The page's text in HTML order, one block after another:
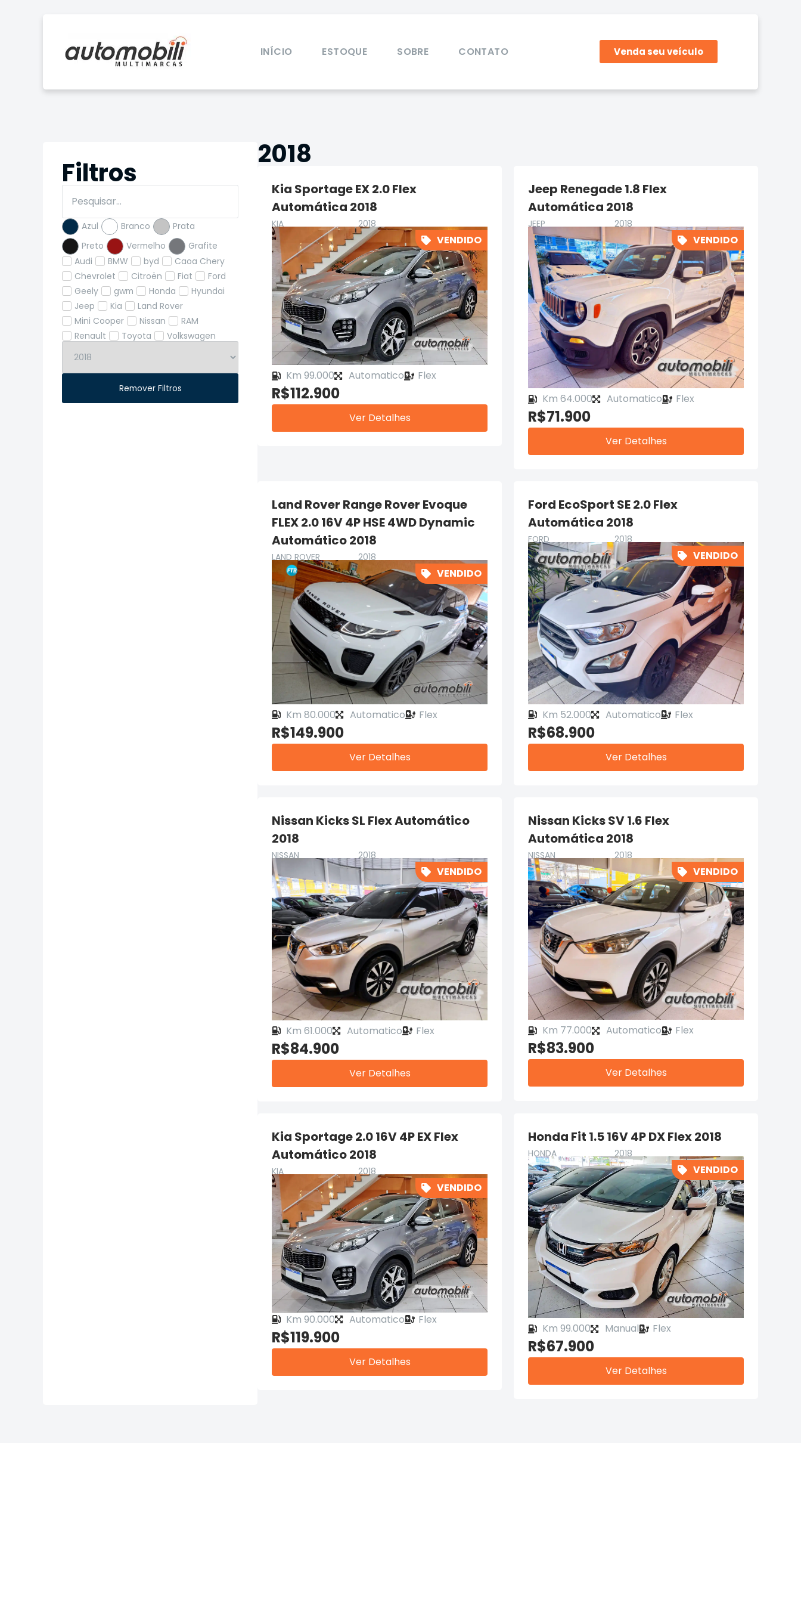
INÍCIO ESTOQUE SOBRE CONTATO Venda seu veículo
Filtros
Azul Branco
Prata
Preto
Vermelho
Grafite
Audi
BMW byd
Caoa Chery
Chevrolet
Citroën Fiat
Ford
Geely
gwm Honda
Hyundai
Jeep
Kia
Land Rover
Mini Cooper
Nissan
RAM
Renault
Toyota Volkswagen
Remover Filtros
2018
Kia Sportage EX 2.0 Flex
Automática 2018
KIA 2018
VENDIDO
Km 99.000 Automatico Flex
R$112.900
Ver Detalhes
Jeep Renegade 1.8 Flex
Automática 2018
JEEP 2018
VENDIDO
Km 64.000 Automatico Flex
R$71.900
Ver Detalhes
Land Rover Range Rover Evoque
FLEX 2.0 16V 4P HSE 4WD Dynamic
Automático 2018
LAND ROVER 2018
VENDIDO
Km 80.000 Automatico Flex
R$149.900
Ver Detalhes
Ford EcoSport SE 2.0 Flex
Automática 2018
FORD 2018
VENDIDO
Km 52.000 Automatico Flex
R$68.900
Ver Detalhes
Nissan Kicks SL Flex Automático
2018
NISSAN 2018
VENDIDO
Km 61.000 Automatico Flex
R$84.900
Ver Detalhes
Nissan Kicks SV 1.6 Flex
Automática 2018
NISSAN 2018
VENDIDO
Km 77.000 Automatico Flex
R$83.900
Ver Detalhes
Kia Sportage 2.0 16V 4P EX Flex
Automático 2018
KIA 2018
VENDIDO
Km 90.000 Automatico Flex
R$119.900
Ver Detalhes
Honda Fit 1.5 16V 4P DX Flex 2018
HONDA 2018
VENDIDO
Km 99.000 Manual Flex
R$67.900
Ver Detalhes